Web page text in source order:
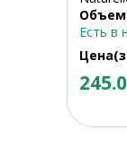
Есть в